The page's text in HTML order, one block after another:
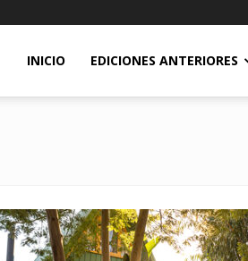
INICIO EDICIONES ANTERIORES